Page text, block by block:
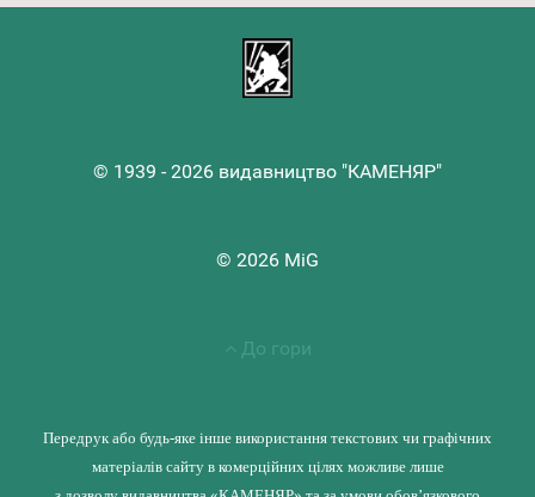
© 1939 - 2026 видавництво "КАМЕНЯР"
© 2026 MiG
До гори
Передрук або будь-яке інше використання текстових чи графічних
матеріалів сайту в комерційних цілях можливе лише